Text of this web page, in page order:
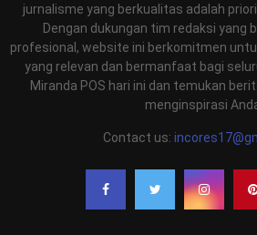
jurnalisme yang berkualitas adalah
Dengan dukungan tim redaksi yang
profesional, website ini berkomitmen
yang relevan dan bermanfaat bagi
Miranda POS hari ini dan temukan
menginspirasi
Contact us: